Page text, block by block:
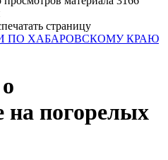
ПО ХАБАРОВСКОМУ КРАЮ
на погорелых